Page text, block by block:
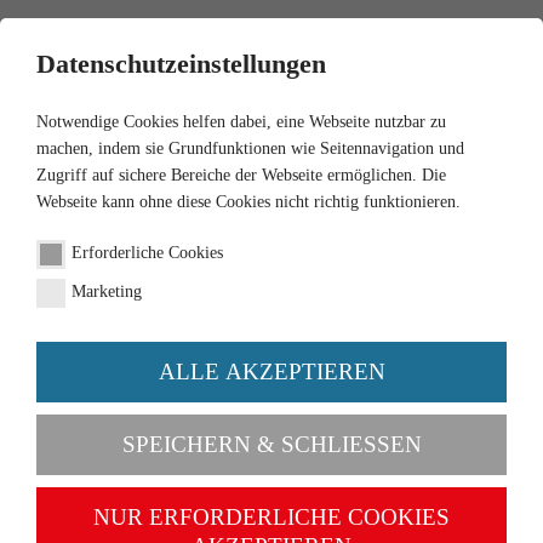
1:87
Set "Alte WIKING
Artikel-Nr. 099090
Datenschutzeinstellungen
Notwendige Cookies helfen dabei, eine Webseite nutzbar zu
machen, indem sie Grundfunktionen wie Seitennavigation und
Zugriff auf sichere Bereiche der Webseite ermöglichen. Die
Webseite kann ohne diese Cookies nicht richtig funktionieren.
Erforderliche Cookies
Marketing
ALLE AKZEPTIEREN
SPEICHERN & SCHLIESSEN
NUR ERFORDERLICHE COOKIES